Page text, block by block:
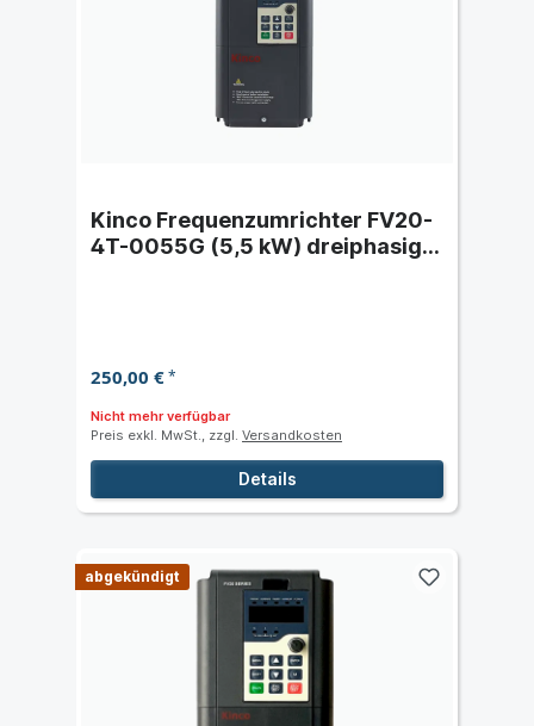
Kinco Frequenzumrichter FV20-
4T-0055G (5,5 kW) dreiphasig
250,00 €*
Nicht mehr verfügbar
Preis exkl. MwSt., zzgl. Versandkosten
Details
abgekündigt